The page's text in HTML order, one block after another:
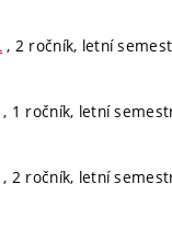
, 2 ročník, letní
, 1 ročník, letní
, 2 ročník, letní